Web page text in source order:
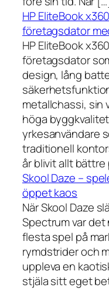
HP EliteBook
företagsdator
HP EliteBook
företagsdator
design, lång
metallchassi, sin
höga
yrkesanvändare
traditionell
år blivit allt
Skool Daze –
öppet kaos
När Skool Daze
Spectrum var
flesta spel på
rymdstrider och
uppleva en
stjäla sitt eget